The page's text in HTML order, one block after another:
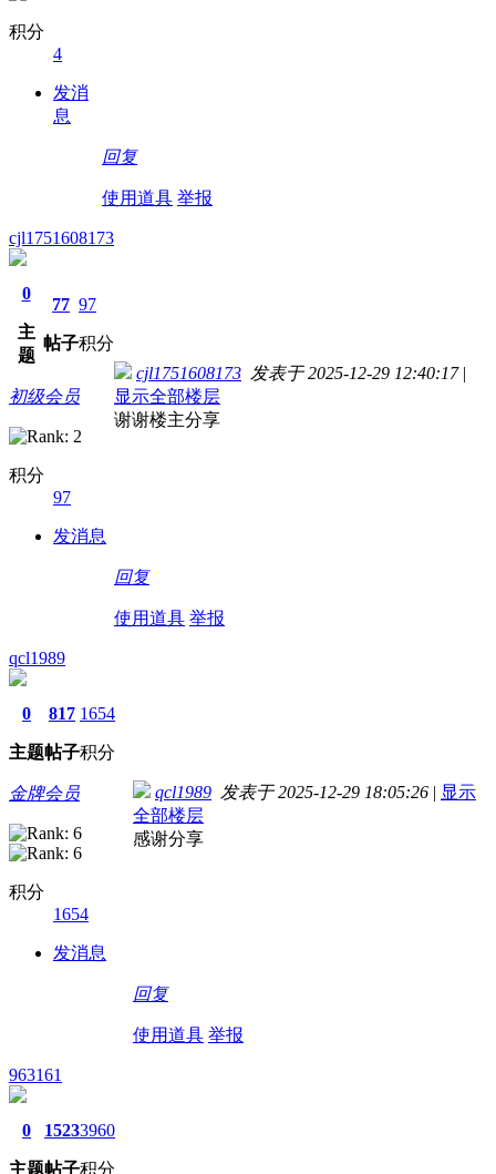
积分
4
发消
息
回复
使用道具 举报
cjl1751608173
0
主
题
77
帖子
97
积分
初级会员
积分
97
发消息
cjl1751608173 发表于 2025-12-29 12:40:17 |
显示全部楼层
谢谢楼主分享
回复
使用道具 举报
qcl1989
0
主题
817
帖子
1654
积分
金牌会员
积分
1654
发消息
qcl1989 发表于 2025-12-29 18:05:26 | 显示
全部楼层
感谢分享
回复
使用道具 举报
963161
0
主题
1523
帖子
3960
积分